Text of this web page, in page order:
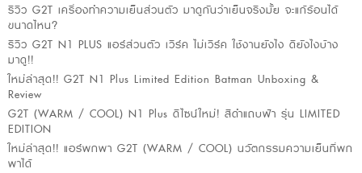
รีวิว G2T เครื่องทำความเย็นส่วนตัว มาดูกันว่าเย็นจริงมั้ย จะแก้ร้อนได้
ขนาดไหน?
รีวิว G2T N1 PLUS แอร์ส่วนตัว เวิร์ค ไม่เวิร์ค ใช้งานยังไง ดียังไงบ้าง
มาดู!!
ใหม่ล่าสุด!! G2T N1 Plus Limited Edition Batman Unboxing &
Review
G2T (WARM / COOL) N1 Plus ดีไซน์ใหม่! สีดำแถบฟ้า รุ่น LIMITED
EDITION
ใหม่ล่าสุด!! แอร์พกพา G2T (WARM / COOL) นวัตกรรมความเย็นที่พก
พาได้